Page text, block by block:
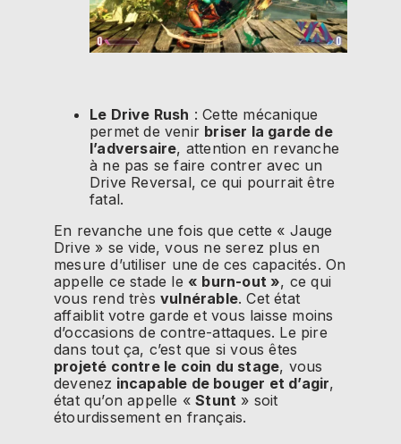
Le Drive Rush : Cette mécanique
permet de venir briser la garde de
l’adversaire, attention en revanche
à ne pas se faire contrer avec un
Drive Reversal, ce qui pourrait être
fatal.
En revanche une fois que cette « Jauge
Drive » se vide, vous ne serez plus en
mesure d’utiliser une de ces capacités. On
appelle ce stade le « burn-out », ce qui
vous rend très vulnérable. Cet état
affaiblit votre garde et vous laisse moins
d’occasions de contre-attaques. Le pire
dans tout ça, c’est que si vous êtes
projeté contre le coin du stage, vous
devenez incapable de bouger et d’agir,
état qu’on appelle «Stunt » soit
étourdissement en français.